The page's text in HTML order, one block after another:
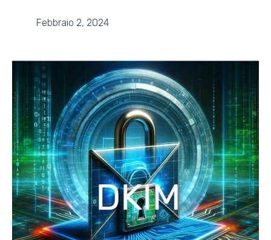
Febbraio 2, 2024